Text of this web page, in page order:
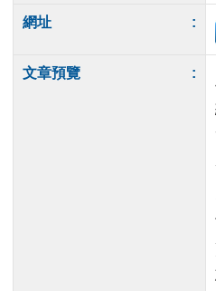
網址 :
文章預覽 :